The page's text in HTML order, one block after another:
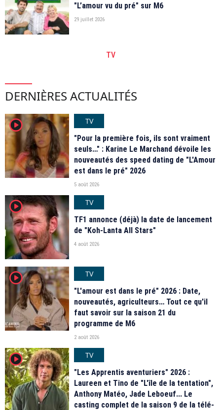
"L’amour vu du pré" sur M6
29 juillet 2026
TV
DERNIÈRES ACTUALITÉS
player2
TV
"Pour la première fois, ils sont vraiment
seuls…" : Karine Le Marchand dévoile les
nouveautés des speed dating de "L'Amour
est dans le pré" 2026
5 août 2026
player2
TV
TF1 annonce (déjà) la date de lancement
de "Koh-Lanta All Stars"
4 août 2026
player2
TV
"L'amour est dans le pré" 2026 : Date,
nouveautés, agriculteurs… Tout ce qu'il
faut savoir sur la saison 21 du
programme de M6
2 août 2026
player2
TV
"Les Apprentis aventuriers" 2026 :
Laureen et Tino de "L'île de la tentation",
Anthony Matéo, Jade Leboeuf... Le
casting complet de la saison 9 de la télé-